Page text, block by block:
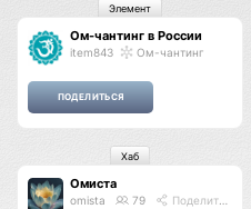
Ом-чантинг в России
item843 Ом-чантинг
Элемент
Омиста
omista 79 Поделиться
Хаб